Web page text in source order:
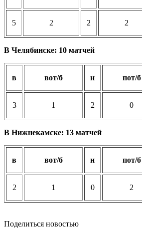
5 2 2 2
В Челябинске: 10 матчей
в вот/б н пот/б
3 1 2 0
В Нижнекамске: 13 матчей
в вот/б н пот/б
2 1 0 2
Поделиться новостью